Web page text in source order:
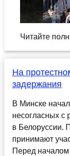
Читайте
На
задержания
В Минске
несогласных с
в Белоруссии.
принимают
Перед началом